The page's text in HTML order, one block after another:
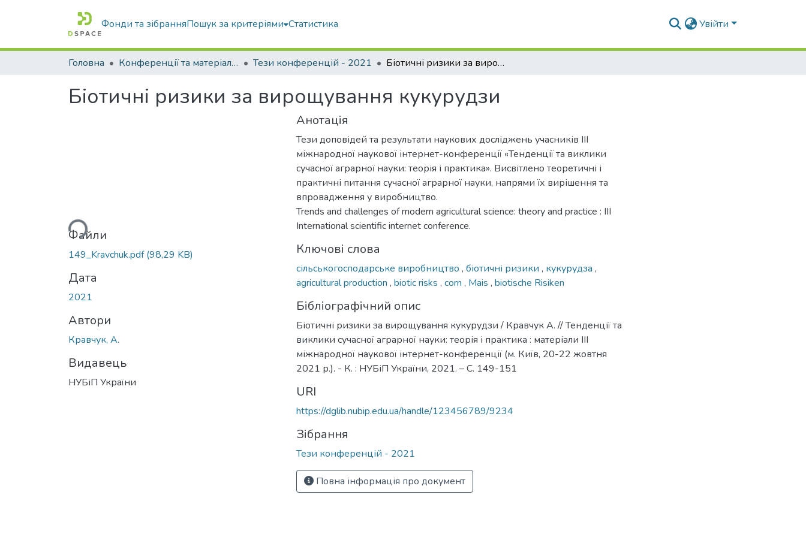
Фонди та зібранняПошук за критеріями Статистика Увійти
Головна Конференції та матеріали конференцій Тези конференцій - 2021 Біотичні ризики за вирощування кукурудзи
Біотичні ризики за вирощування кукурудзи
Вантажиться...
Файли
149_Kravchuk.pdf(98,29 KB)
Дата
2021
Автори
Кравчук, А.
Видавець
НУБіП України
Анотація
Тези доповідей та результати наукових досліджень учасників IIІ
міжнародної наукової інтернет-конференції «Тенденції та виклики
сучасної аграрної науки: теорія і практика». Висвітлено теоретичні і
практичні питання сучасної аграрної науки, напрями їх вирішення та
впровадження у виробництво.
Trends and challenges of modern agricultural science: theory and practice : III
International scientific internet conference.
Ключові слова
сільськогосподарське виробництво , біотичні ризики , кукурудза ,
agricultural production , biotic risks , corn , Mais , biotische Risiken
Бібліографічний опис
Біотичні ризики за вирощування кукурудзи / Кравчук А. // Тенденції та
виклики сучасної аграрної науки: теорія і практика : матеріали IIІ
міжнародної наукової інтернет-конференції (м. Київ, 20-22 жовтня
2021 р.). - К. : НУБіП України, 2021. – С. 149-151
URI
https://dglib.nubip.edu.ua/handle/123456789/9234
Зібрання
Тези конференцій - 2021
Повна інформація про документ